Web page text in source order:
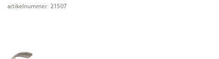
artikelnummer: 21507